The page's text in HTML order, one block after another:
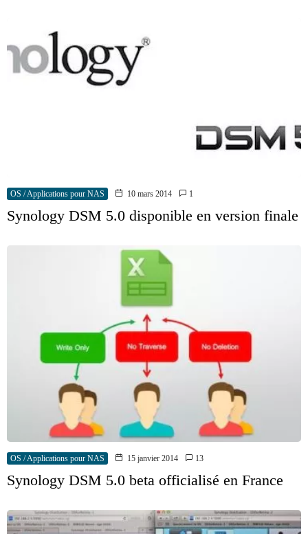
OS / Applications pour NAS 10 mars 2014 1
Synology DSM 5.0 disponible en version finale
OS / Applications pour NAS 15 janvier 2014 13
Synology DSM 5.0 beta officialisé en France